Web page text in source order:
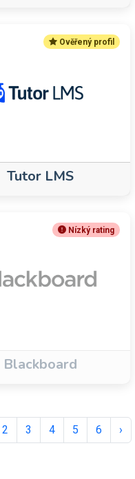
Ověřený profil
Tutor LMS
Nízký rating
Blackboard
2 3 4 5 6 ›